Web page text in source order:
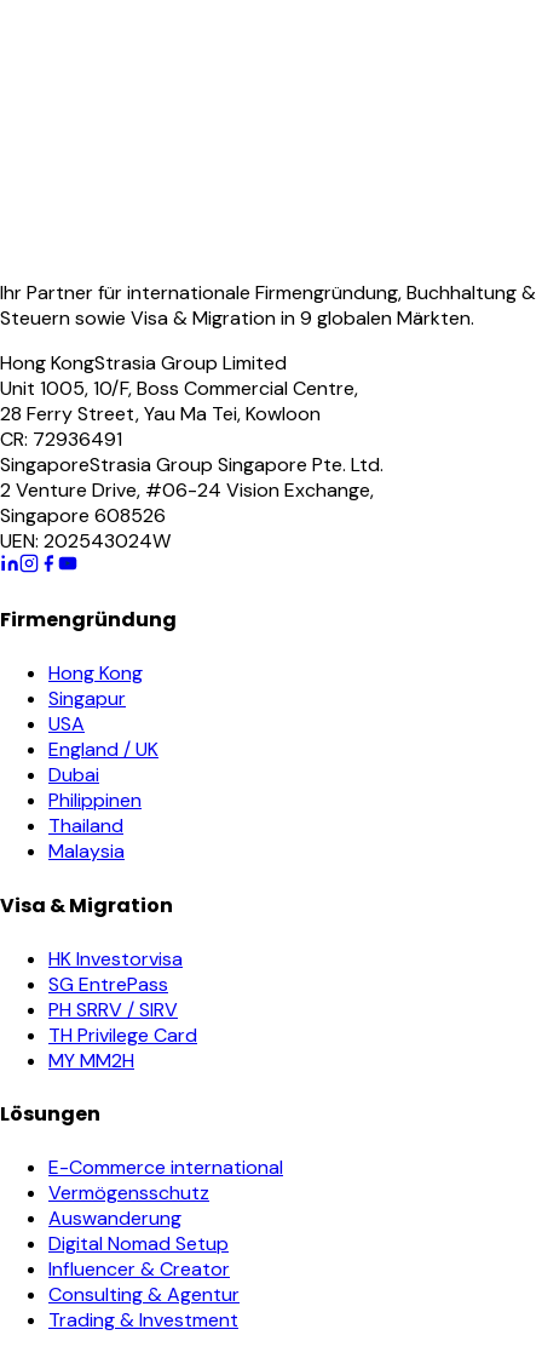
Ihr Partner für internationale Firmengründung, Buchhaltung &
Steuern sowie Visa & Migration in 9 globalen Märkten.
Hong KongStrasia Group Limited
Unit 1005, 10/F, Boss Commercial Centre,
28 Ferry Street, Yau Ma Tei, Kowloon
CR: 72936491
SingaporeStrasia Group Singapore Pte. Ltd.
2 Venture Drive, #06-24 Vision Exchange,
Singapore 608526
UEN: 202543024W
Firmengründung
Hong Kong
Singapur
USA
England / UK
Dubai
Philippinen
Thailand
Malaysia
Visa & Migration
HK Investorvisa
SG EntrePass
PH SRRV / SIRV
TH Privilege Card
MY MM2H
Lösungen
E-Commerce international
Vermögensschutz
Auswanderung
Digital Nomad Setup
Influencer & Creator
Consulting & Agentur
Trading & Investment